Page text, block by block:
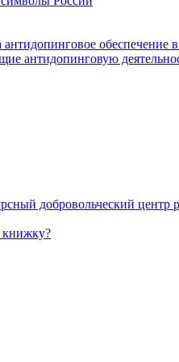
обеспечение
антидопинговую
добровольческий центр
книжку?